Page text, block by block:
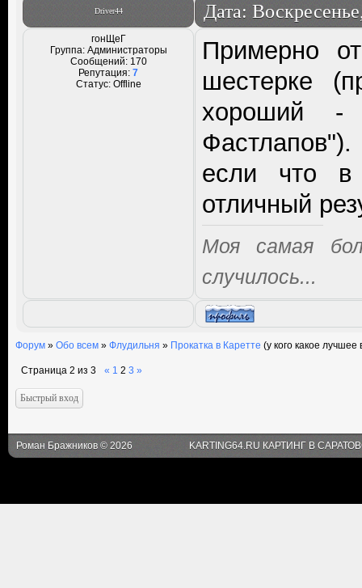
Driver44 Дата:
гонЩеГ
Группа: Администраторы
Сообщений: 170
Репутация: 7
Статус: Offline
Примерно
шестерке
хороший -
если что
отличный
Моя самая
случилось...
Форум » Обо всем » Флудильня » Прокатка в Каретте (у кого какое
Страница 2 из 3 « 1 2 3 »
Роман Бражников © 2026 KARTING64.RU КАРТИНГ В